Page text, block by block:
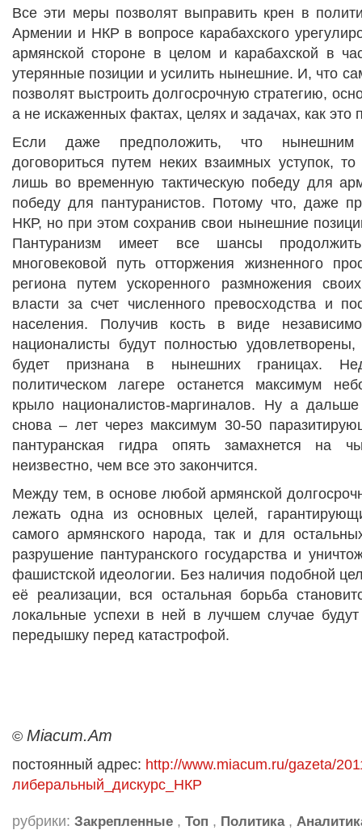
Все эти меры позволят выправить крен в
Армении и НКР в вопросе карабахского
армянской стороне в целом и карабахской в
утерянные позиции и усилить нынешние. И, что
позволят выстроить долгосрочную стратегию,
а не искаженных фактах, целях и задачах, как это
Если даже предположить, что нынешним
договориться путем неких взаимных уступок,
лишь во временную тактическую победу для
победу для пантуранистов. Потому что, даже
НКР, но при этом сохранив свои нынешние
Пантуранизм имеет все шансы
многовековой путь отторжения жизненного
региона путем ускоренного размножения
власти за счет численного превосходства и
населения. Получив кость в виде
националисты будут полностью
будет признана в нынешних границах.
политическом лагере останется максимум
крыло националистов-маргиналов. Ну а
снова – лет через максимум 30-50
пантуранская гидра опять замахнется на
неизвестно, чем все это закончится.
Между тем, в основе любой армянской
лежать одна из основных целей,
самого армянского народа, так и для
разрушение пантуранского государства и
фашистской идеологии. Без наличия подобной
её реализации, вся остальная борьба
локальные успехи в ней в лучшем случае
передышку перед катастрофой.
© Miacum.Am
постоянный адрес: http://www.miacum.ru/gazeta/
либеральный_дискурс_НКР
рубрики: Закрепленные , Топ , Политика,